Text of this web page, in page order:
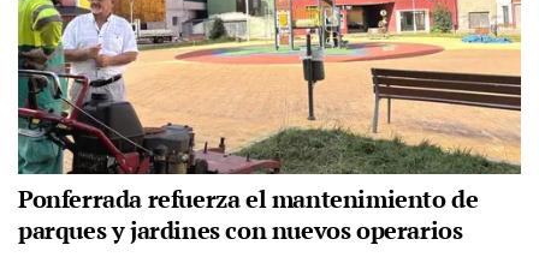
Ponferrada refuerza el mantenimiento de
parques y jardines con nuevos operarios